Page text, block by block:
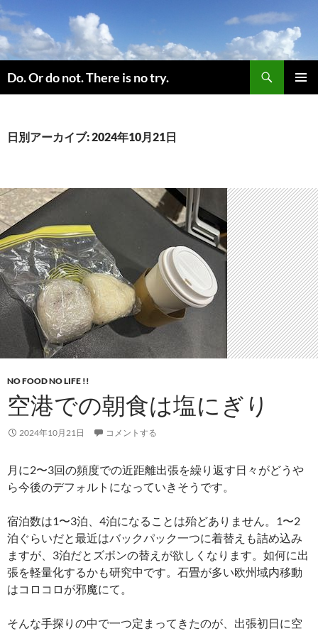
コ
ン
テ
ン
ツ
へ
ッ
Do. Or do not. There is no try.
索
日別アーカイブ: 2024年10月21日
NO FOOD NO LIFE !!
空港での朝食は塩にぎり
2024年10月21日 コメントする
月に2〜3回の頻度での近距離出張を繰り返す日々がどうや
ら今後のデフォルトになっていきそうです。
宿泊数は1〜3泊、4泊になることは殆どありません。1〜2
泊ぐらいだと最近はバックパック一つに着替えも詰め込み
ますが、3泊だとズボンの替えが欲しくなります。如何に出
張を軽量化するかも研究中です。石畳が多い欧州域内移動
はコロコロが邪魔にて。
そんな手探りの中で一つ定まってきたのが、出張初日に空